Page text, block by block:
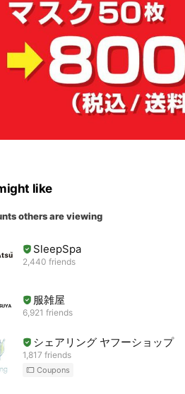
like
others are viewing
SleepSpa
2,440 friends
服雑屋
6,921 friends
シェアリング ヤフーショップ
1,817 friends
Coupons